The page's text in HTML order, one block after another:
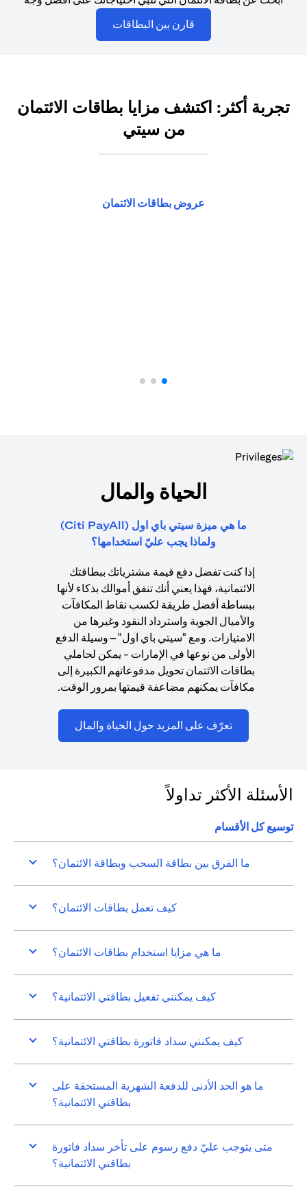
قارن بين البطاقات
تجربة أكثر: اكتشف مزايا بطاقات الائتمان
من سيتي
عروض بطاقات الائتمان
الحياة والمال
ما هي ميزة سيتي باي اول (Citi PayAll)
ولماذا يجب عليّ استخدامها؟
إذا كنت تفضل دفع قيمة مشترياتك ببطاقتك
الائتمانية، فهذا يعني أنك تنفق أموالك بذكاء لأنها
ببساطة أفضل طريقة لكسب نقاط المكافآت
والأميال الجوية واسترداد النقود وغيرها من
الامتيازات. ومع "سيتي باي اول" – وسيلة الدفع
الأولى من نوعها في الإمارات - يمكن لحاملي
بطاقات الائتمان تحويل مدفوعاتهم الكبيرة إلى
مكافآت يمكنهم مضاعفة قيمتها بمرور الوقت.
تعرّف على المزيد حول الحياة والمال
الأسئلة الأكثر تداولاً
توسيع كل الأقسام
ما الفرق بين بطاقة السحب وبطاقة الائتمان؟
كيف تعمل بطاقات الائتمان؟
ما هي مزايا استخدام بطاقات الائتمان؟
كيف يمكنني تفعيل بطاقتي الائتمانية؟
كيف يمكنني سداد فاتورة بطاقتي الائتمانية؟
ما هو الحد الأدنى للدفعة الشهرية المستحقة على
بطاقتي الائتمانية؟
متى يتوجب عليّ دفع رسوم على تأخر سداد فاتورة
بطاقتي الائتمانية؟